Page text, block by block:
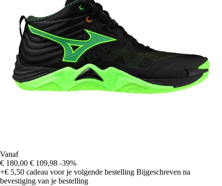
Vanaf
€ 180,00 € 109,98 -39%
+€ 5,50 cadeau voor je volgende bestelling Bijgeschreven na
bevestiging van je bestelling